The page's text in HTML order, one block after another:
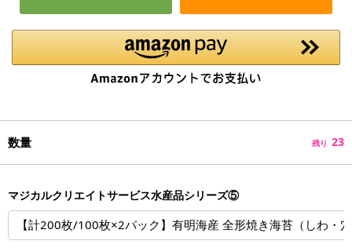
数量 残り 23
マジカルクリエイトサービス水産品シリーズ⑤
【計200枚/100枚×2パック】有明海産 全形焼き海苔（しわ・